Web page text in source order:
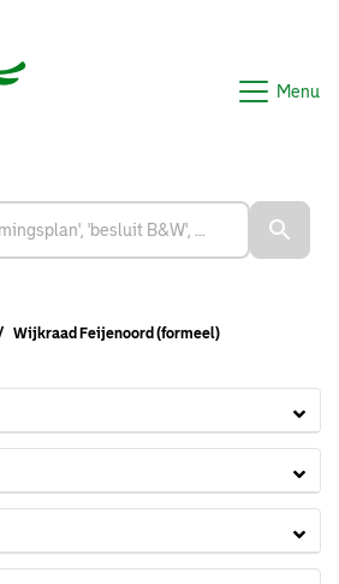
Menu
Wijkraad Feijenoord (formeel)